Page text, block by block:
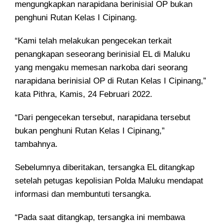
mengungkapkan narapidana berinisial OP bukan
penghuni Rutan Kelas I Cipinang.
“Kami telah melakukan pengecekan terkait
penangkapan seseorang berinisial EL di Maluku
yang mengaku memesan narkoba dari seorang
narapidana berinisial OP di Rutan Kelas I Cipinang,”
kata Pithra, Kamis, 24 Februari 2022.
“Dari pengecekan tersebut, narapidana tersebut
bukan penghuni Rutan Kelas I Cipinang,”
tambahnya.
Sebelumnya diberitakan, tersangka EL ditangkap
setelah petugas kepolisian Polda Maluku mendapat
informasi dan membuntuti tersangka.
“Pada saat ditangkap, tersangka ini membawa